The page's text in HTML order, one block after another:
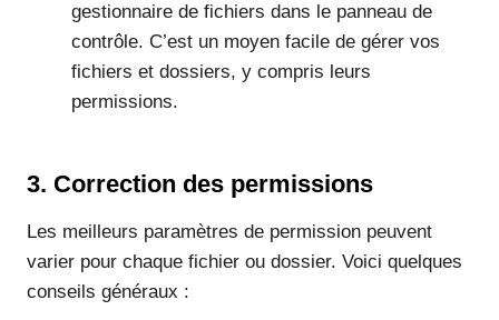
gestionnaire de fichiers dans le panneau de
contrôle. C’est un moyen facile de gérer vos
fichiers et dossiers, y compris leurs
permissions.
3. Correction des permissions
Les meilleurs paramètres de permission peuvent
varier pour chaque fichier ou dossier. Voici quelques
conseils généraux :